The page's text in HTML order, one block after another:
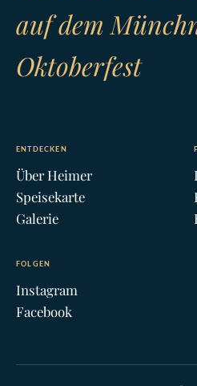
auf dem
Oktoberfest
ENTDECKEN
Über Heimer
Speisekarte
Galerie
FOLGEN
Instagram
Facebook